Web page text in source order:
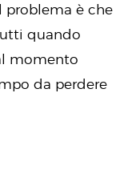
problema è che
quando
momento
da perdere